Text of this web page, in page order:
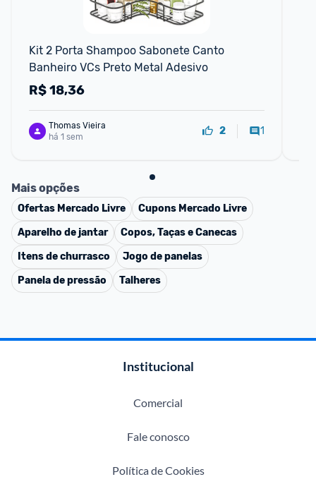
Kit 2 Porta Shampoo Sabonete Canto
Banheiro VCs Preto Metal Adesivo
R$18,36
Thomas Vieira
há 1 sem
2 1
Mais opções
Ofertas Mercado Livre Cupons Mercado Livre
Aparelho de jantar
Copos, Taças e Canecas
Itens de churrasco
Jogo de panelas
Panela de pressão
Talheres
Institucional
Comercial
Fale conosco
Política de Cookies